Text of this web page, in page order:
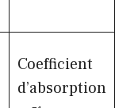
Coefficient
d’absorption